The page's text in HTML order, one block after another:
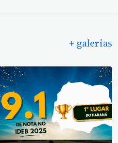
+ galerias